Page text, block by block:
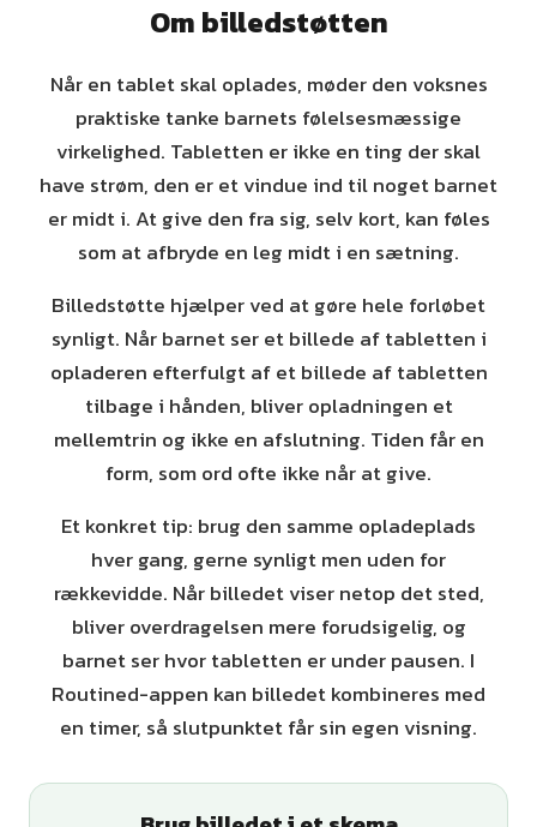
Om billedstøtten
Når en tablet skal oplades, møder den voksnes
praktiske tanke barnets følelsesmæssige
virkelighed. Tabletten er ikke en ting der skal
have strøm, den er et vindue ind til noget barnet
er midt i. At give den fra sig, selv kort, kan føles
som at afbryde en leg midt i en sætning.
Billedstøtte hjælper ved at gøre hele forløbet
synligt. Når barnet ser et billede af tabletten i
opladeren efterfulgt af et billede af tabletten
tilbage i hånden, bliver opladningen et
mellemtrin og ikke en afslutning. Tiden får en
form, som ord ofte ikke når at give.
Et konkret tip: brug den samme opladeplads
hver gang, gerne synligt men uden for
rækkevidde. Når billedet viser netop det sted,
bliver overdragelsen mere forudsigelig, og
barnet ser hvor tabletten er under pausen. I
Routined-appen kan billedet kombineres med
en timer, så slutpunktet får sin egen visning.